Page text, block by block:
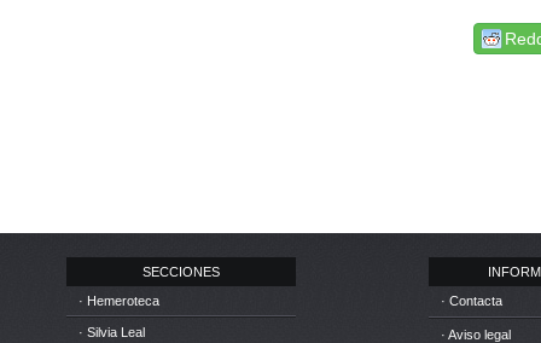
SECCIONES
· Hemeroteca
· Silvia Leal
· Contacta
· Aviso legal